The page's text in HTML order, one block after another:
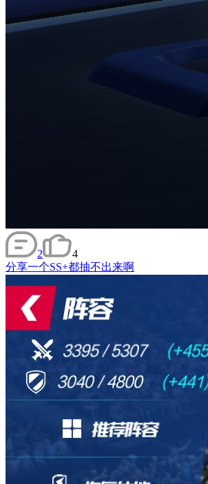
2
4
分享一个SS+都抽不出来啊